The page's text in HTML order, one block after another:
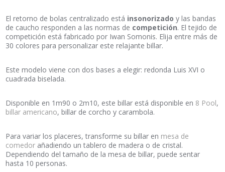
El retorno de bolas centralizado está insonorizado y las bandas
de caucho responden a las normas de competición. El tejido de
competición está fabricado por Iwan Somonis. Elija entre más de
30 colores para personalizar este relajante billar.
Este modelo viene con dos bases a elegir: redonda Luis XVI o
cuadrada biselada.
Disponible en 1m90 o 2m10, este billar está disponible en 8 Pool,
billar americano, billar de corcho y carambola.
Para variar los placeres, transforme su billar en mesa de
comedor añadiendo un tablero de madera o de cristal.
Dependiendo del tamaño de la mesa de billar, puede sentar
hasta 10 personas.